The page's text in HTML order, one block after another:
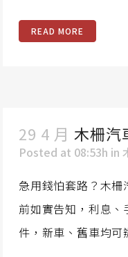
READ MORE
29 4 月 木柵汽
Posted at 08:53h in
急用錢怕套路？木
前如實告知，利息
件，新車、舊車均